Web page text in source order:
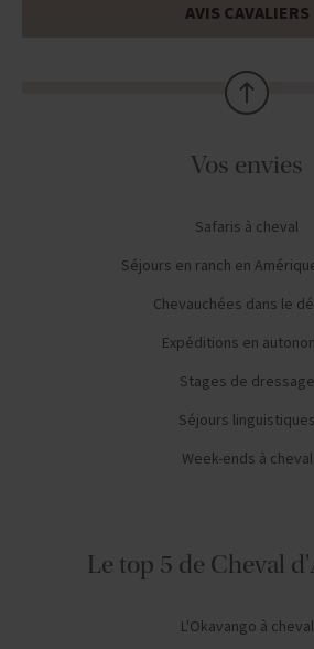
AVIS CAVALIERS
Vos envies
Safaris à cheval
Séjours en ranch en
Chevauchées dans le
Expéditions en
Stages de dressage
Séjours linguistiques
Week-ends à cheval
Le top 5 de Cheval
L'Okavango à cheval